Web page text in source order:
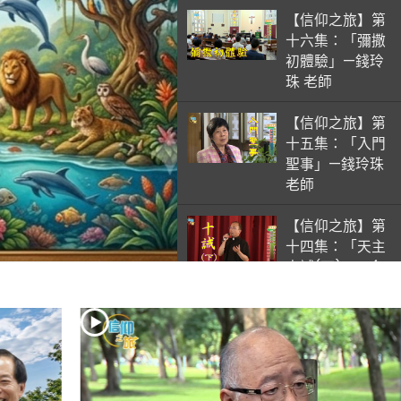
【信仰之旅】第
十六集：「彌撒
初體驗」—錢玲
珠 老師
【信仰之旅】第
十五集：「入門
聖事」—錢玲珠
老師
【信仰之旅】第
十四集：「天主
十誡(下)」—金
【信仰之旅】第
十三集：「天主
十誡(上)」—金
毓瑋 神父